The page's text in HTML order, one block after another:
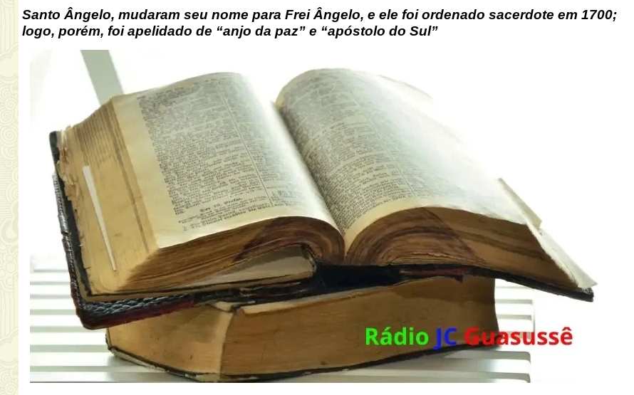
Santo Ângelo, mudaram seu nome para Frei Ângelo, e ele foi ordenado sacerdote em 1700;
logo, porém, foi apelidado de “anjo da paz” e “apóstolo do Sul”